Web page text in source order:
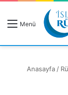
Menü
Anasayfa /